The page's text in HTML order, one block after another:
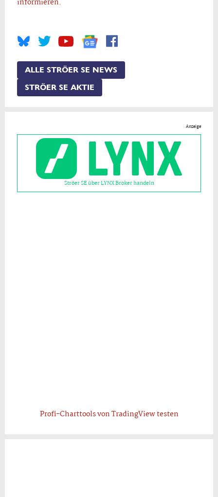
ALLE STRÖER SE NEWS
STRÖER SE AKTIE
Anzeige
Ströer SE über LYNX Broker handeln
Profi-Charttools von TradingView testen